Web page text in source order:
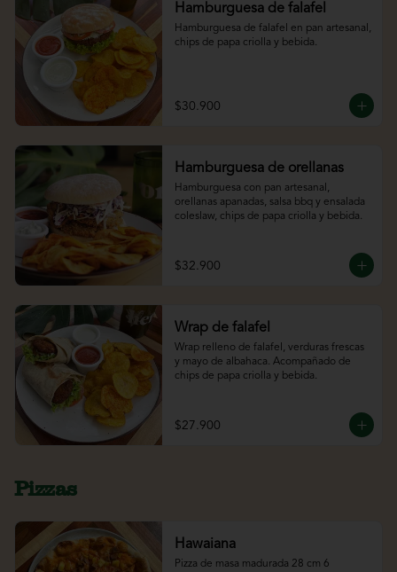
Hamburguesa de falafel
Hamburguesa de falafel en pan artesanal,
chips de papa criolla y bebida.
$30.900
Hamburguesa de orellanas
Hamburguesa con pan artesanal,
orellanas apanadas, salsa bbq y ensalada
coleslaw, chips de papa criolla y bebida.
$32.900
Wrap de falafel
Wrap relleno de falafel, verduras frescas
y mayo de albahaca. Acompañado de
chips de papa criolla y bebida.
$27.900
Pizzas
Hawaiana
Pizza de masa madurada 28 cm 6